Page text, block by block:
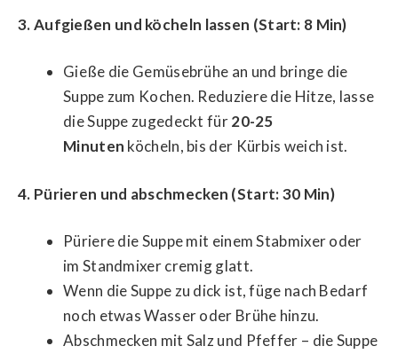
3. Aufgießen und köcheln lassen (Start: 8 Min)
Gieße die Gemüsebrühe an und bringe die
Suppe zum Kochen. Reduziere die Hitze, lasse
die Suppe zugedeckt für20-25
Minuten köcheln, bis der Kürbis weich ist.
4. Pürieren und abschmecken (Start: 30 Min)
Püriere die Suppe mit einem Stabmixer oder
im Standmixer cremig glatt.
Wenn die Suppe zu dick ist, füge nach Bedarf
noch etwas Wasser oder Brühe hinzu.
Abschmecken mit Salz und Pfeffer – die Suppe